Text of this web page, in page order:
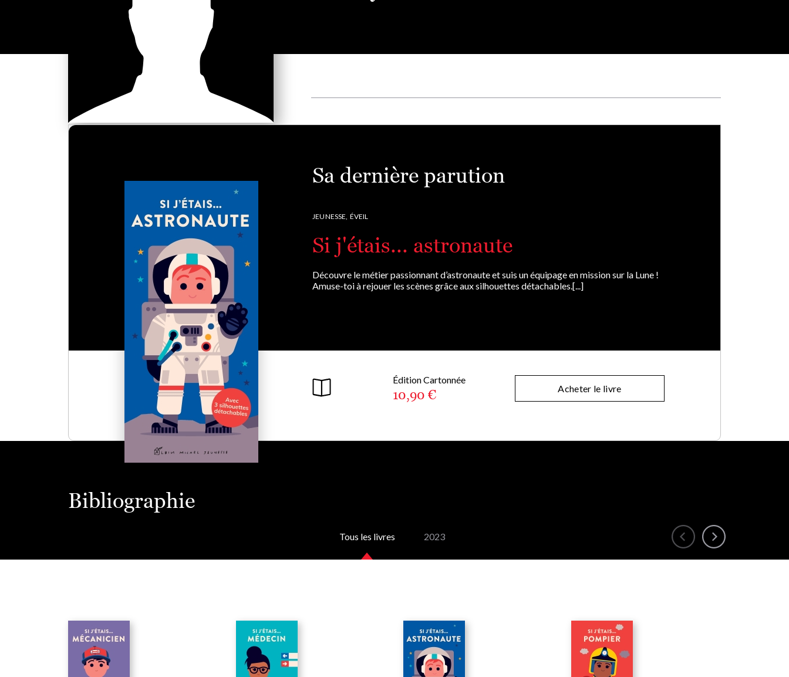
Sa dernière parution
JEUNESSE, ÉVEIL
Si j'étais... astronaute
Découvre le métier passionnant d’astronaute et suis un équipage en mission sur la Lune !
Amuse-toi à rejouer les scènes grâce aux silhouettes détachables.[...]
Édition Cartonnée
10,90 € Acheter le livre
Bibliographie
Tous les livres 2023